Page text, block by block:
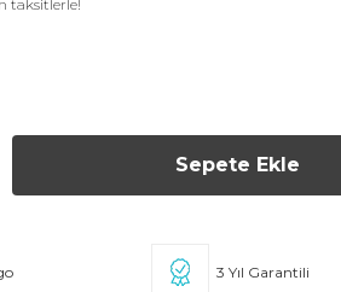
taksitlerle!
Sepete Ekle
3 Yıl Garantili